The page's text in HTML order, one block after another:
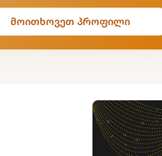
მოითხოვეთ პროფილი